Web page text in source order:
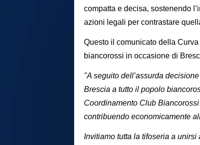
compatta e decisa, sostenendo
azioni legali per contrastare
Questo il comunicato della
biancorossi in occasione di
"A seguito dell’assurda
Brescia a tutto il popolo
Coordinamento Club
contribuendo economicamente
Invitiamo tutta la tifoseria a